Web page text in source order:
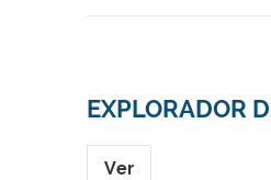
EXPLORADOR
Ver